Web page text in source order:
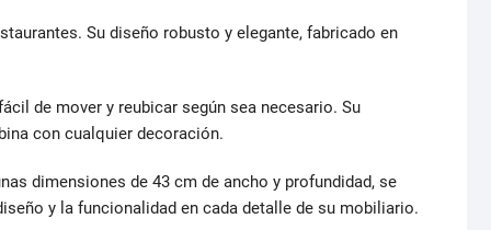
Su diseño robusto y elegante, fabricado en
de mover y reubicar según sea necesario. Su
con cualquier decoración.
dimensiones de 43 cm de ancho y profundidad, se
y la funcionalidad en cada detalle de su mobiliario.